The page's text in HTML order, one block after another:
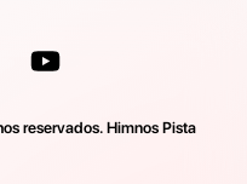
reservados. Himnos Pista